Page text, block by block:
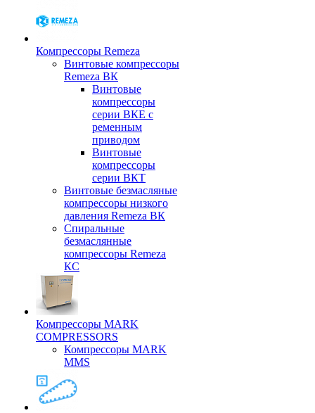
Компрессоры Remeza
Винтовые компрессоры
Remeza ВК
Винтовые
компрессоры
серии ВКЕ с
ременным
приводом
Винтовые
компрессоры
серии ВКТ
Винтовые безмасляные
компрессоры низкого
давления Remeza ВК
Спиральные
безмаслянные
компрессоры Remeza
КС
Компрессоры MARK
COMPRESSORS
Компрессоры MARK
MMS